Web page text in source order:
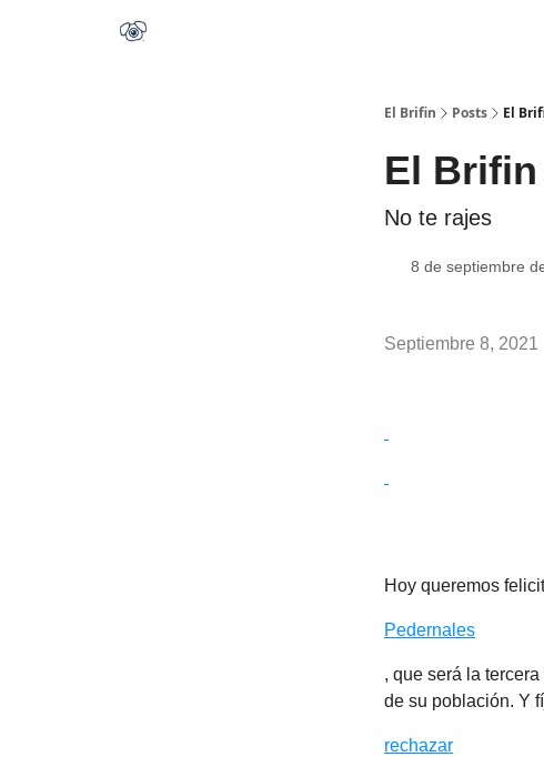
El Brifin Posts El
El
No te rajes
8 de septiembre
Septiembre 8, 2021
Hoy queremos
Pedernales
, que será la
de su población. Y
rechazar